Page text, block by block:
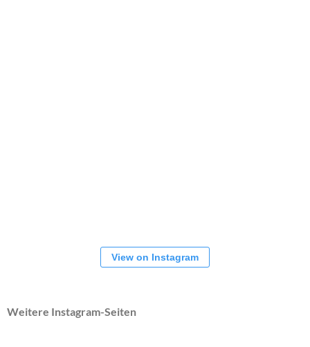
View on Instagram
Weitere Instagram-Seiten